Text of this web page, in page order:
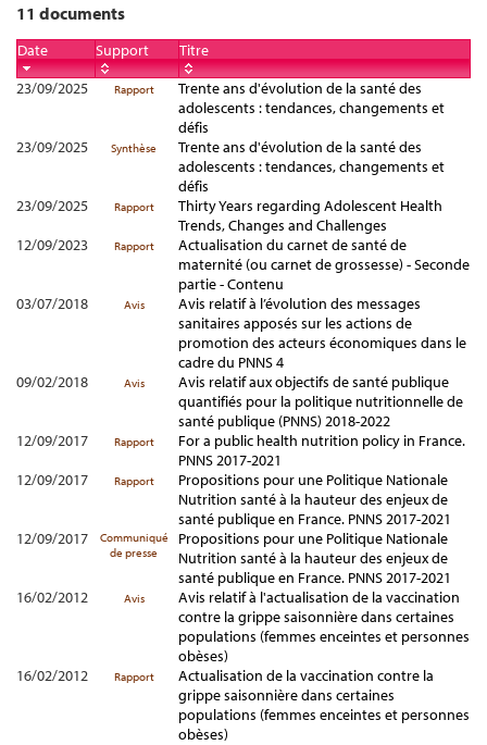
11 documents
Date Support
Titre
23/09/2025
Rapport
Trente ans d'évolution de la santé des
adolescents : tendances, changements et
défis
23/09/2025
Synthèse
Trente ans d'évolution de la santé des
adolescents : tendances, changements et
défis
23/09/2025
Rapport
Thirty Years regarding Adolescent Health
Trends, Changes and Challenges
12/09/2023
Rapport
Actualisation du carnet de santé de
maternité (ou carnet de grossesse) - Seconde
partie - Contenu
03/07/2018
Avis
Avis relatif à l’évolution des messages
sanitaires apposés sur les actions de
promotion des acteurs économiques dans le
cadre du PNNS 4
09/02/2018
Avis
Avis relatif aux objectifs de santé publique
quantifiés pour la politique nutritionnelle de
santé publique (PNNS) 2018-2022
12/09/2017
Rapport
For a public health nutrition policy in France.
PNNS 2017-2021
12/09/2017
Rapport
Propositions pour une Politique Nationale
Nutrition santé à la hauteur des enjeux de
santé publique en France. PNNS 2017-2021
12/09/2017
Communiqué
de presse
Propositions pour une Politique Nationale
Nutrition santé à la hauteur des enjeux de
santé publique en France. PNNS 2017-2021
16/02/2012
Avis
Avis relatif à l'actualisation de la vaccination
contre la grippe saisonnière dans certaines
populations (femmes enceintes et personnes
obèses)
16/02/2012
Rapport
Actualisation de la vaccination contre la
grippe saisonnière dans certaines
populations (femmes enceintes et personnes
obèses)